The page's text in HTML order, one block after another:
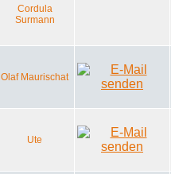
Cordula
Surmann
Olaf Maurischat
Ute